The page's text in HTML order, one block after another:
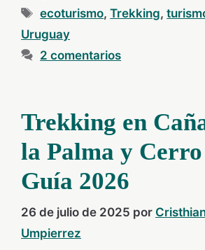
Etiquetas
ecoturismo,Trekking,
Uruguay
2 comentarios
Trekking en
la Palma y
Guía 2026
26 de julio de 2025 por
Umpierrez